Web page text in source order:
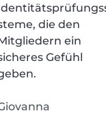
die den
ein
Gefühl